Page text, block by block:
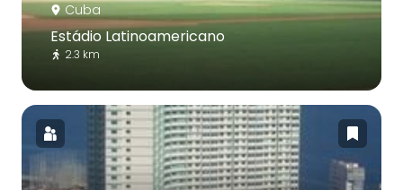
Cuba
Estádio Latinoamericano
2.3 km